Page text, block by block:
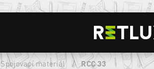
Spojovací materiál / RCC 33